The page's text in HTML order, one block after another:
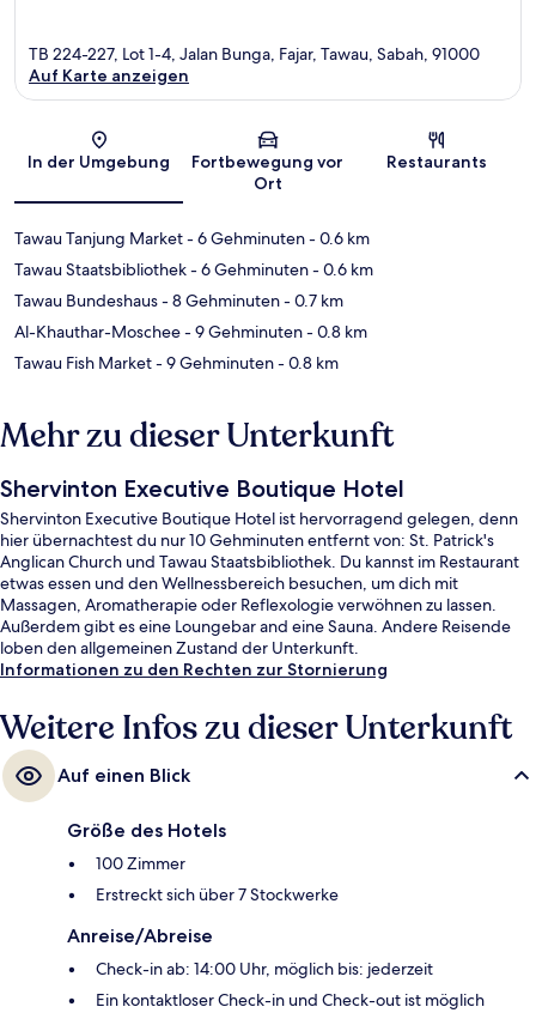
Karte
TB 224-227, Lot 1-4, Jalan Bunga, Fajar, Tawau, Sabah, 91000
Auf Karte anzeigen
In der Umgebung
Fortbewegung vor
Ort
Restaurants
Tawau Tanjung Market- 6 Gehminuten- 0.6 km
Tawau Staatsbibliothek- 6 Gehminuten- 0.6 km
Tawau Bundeshaus- 8 Gehminuten- 0.7 km
Al-Khauthar-Moschee- 9 Gehminuten- 0.8 km
Tawau Fish Market- 9 Gehminuten- 0.8 km
Mehr zu dieser Unterkunft
Shervinton Executive Boutique Hotel
Shervinton Executive Boutique Hotel ist hervorragend gelegen, denn
hier übernachtest du nur 10 Gehminuten entfernt von: St. Patrick's
Anglican Church und Tawau Staatsbibliothek. Du kannst im Restaurant
etwas essen und den Wellnessbereich besuchen, um dich mit
Massagen, Aromatherapie oder Reflexologie verwöhnen zu lassen.
Außerdem gibt es eine Loungebar and eine Sauna. Andere Reisende
loben den allgemeinen Zustand der Unterkunft.
Informationen zu den Rechten zur Stornierung
Weitere Infos zu dieser Unterkunft
Auf einen Blick
Größe des Hotels
100 Zimmer
Erstreckt sich über 7 Stockwerke
Anreise/Abreise
Check-in ab: 14:00 Uhr, möglich bis: jederzeit
Ein kontaktloser Check-in und Check-out ist möglich